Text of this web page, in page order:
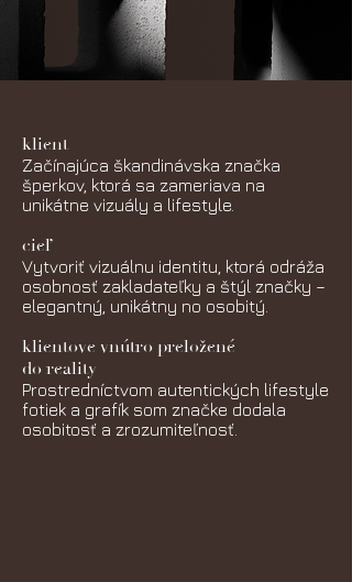
klient
Začínajúca škandinávska značka
šperkov, ktorá sa zameriava na
unikátne vizuály a lifestyle.
cieľ
Vytvoriť vizuálnu identitu, ktorá odráža
osobnosť zakladateľky a štýl značky –
elegantný, unikátny no osobitý.
klientove vnútro preložené
do reality
Prostredníctvom autentických lifestyle
fotiek a grafík som značke dodala
osobitosť a zrozumiteľnosť.